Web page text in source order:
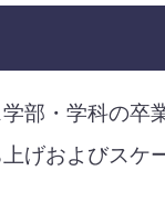
部・学科の
げおよびスケ